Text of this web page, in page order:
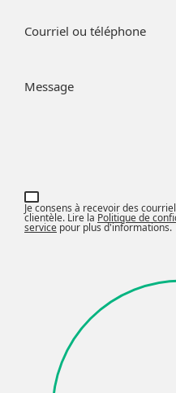
Courriel ou téléphone
Message
Je consens à recevoir des
clientèle. Lire la Politique de
service pour plus d'informations.